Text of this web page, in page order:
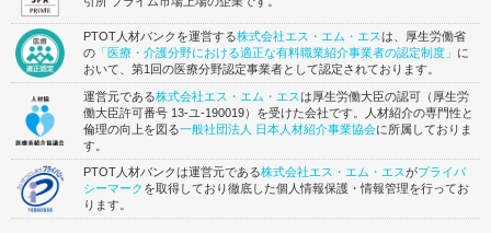
PTOT人材バンクを運営する株式会社エス・エム・エスは、厚生労働省
の 「医療・介護分野における適正な有料職業紹介事業者の認定制度」 に
おいて、第1回の医療分野認定事業者として認定されております。
運営元である株式会社エス・エム・エスは厚生労働大臣の認可（厚生労
働大臣許可番号 13-ユ-190019）を受けた会社です。人材紹介の専門性と
倫理の向上を図る一般社団法人 日本人材紹介事業協会に所属しておりま
す。
PTOT人材バンクは運営元である株式会社エス・エム・エスがプライバ
シーマーク を取得しており徹底した個人情報保護・情報管理を行ってお
ります。